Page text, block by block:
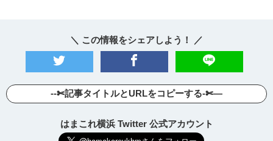
＼ この情報をシェアしよう！ ／
--✄記事タイトルとURLをコピーする-✄—
はまこれ横浜 Twitter 公式アカウント